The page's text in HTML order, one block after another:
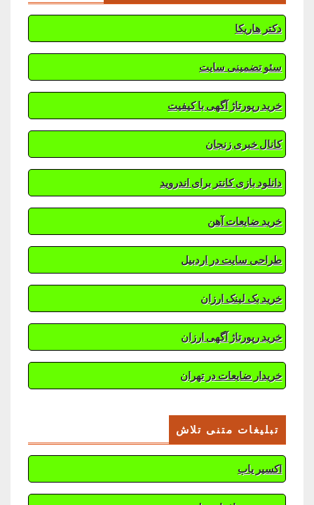
دکتر هاریکا
سئو تضمینی سایت
خرید رپورتاژ آگهی با کیفیت
کانال خبری زنجان
دانلود بازی کانتر برای اندروید
خرید ضایعات آهن
طراحی سایت در اردبیل
خرید بک لینک ارزان
خرید رپورتاژ آگهی ارزان
خریدار ضایعات در تهران
تبلیغات متنی تلاش
اکسیر یاب